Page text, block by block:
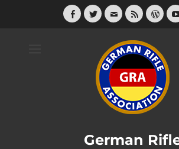
Facebook
Twitter
E-
Feed
German